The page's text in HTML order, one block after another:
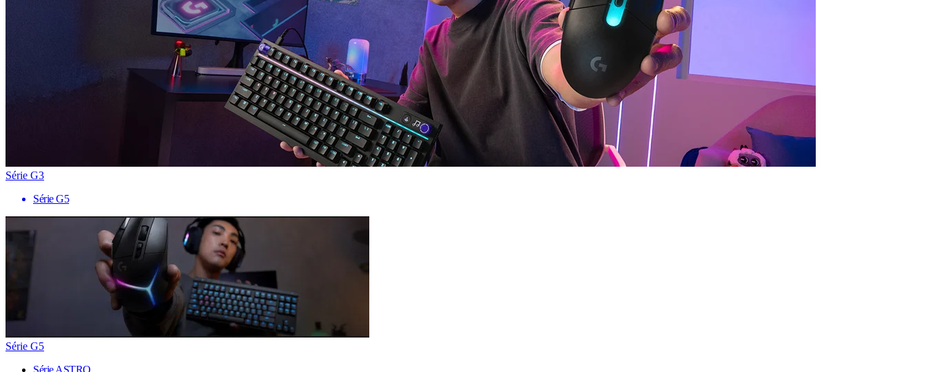
Série G3
Série G5
Série G5
Série ASTRO